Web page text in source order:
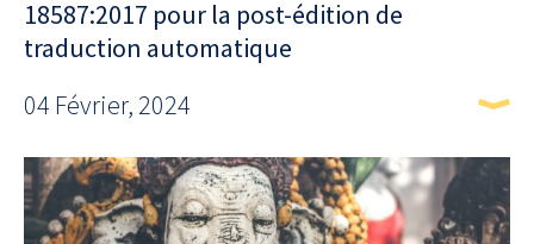
18587:2017 pour la post-édition de
traduction automatique
04 Février, 2024